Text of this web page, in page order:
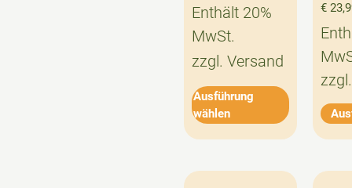
Enthält 20%
MwSt.
zzgl. Versand
Ausführung
wählen
€